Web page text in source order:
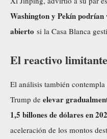
Washington y Pekín podrían
abierto si la Casa Blanca
El reactivo limitante
El análisis también
Trump de elevar
1,5 billones de dólares en
aceleración de los montos